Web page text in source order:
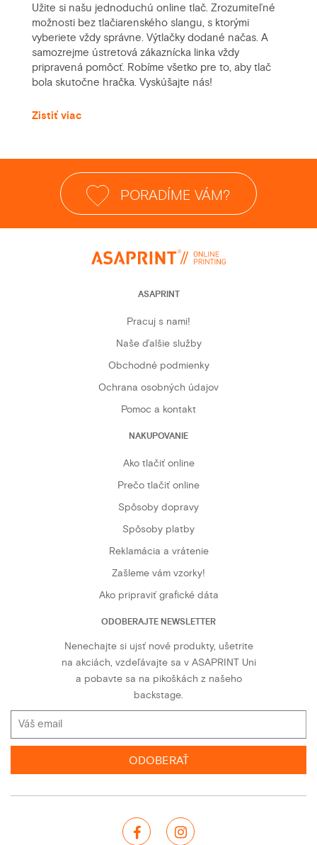
Užite si našu jednoduchú online tlač. Zrozumiteľné
možnosti bez tlačiarenského slangu, s ktorými
vyberiete vždy správne. Výtlačky dodané načas. A
samozrejme ústretová zákaznícka linka vždy
pripravená pomôcť. Robíme všetko pre to, aby tlač
bola skutočne hračka. Vyskúšajte nás!
Zistiť viac
PORADÍME VÁM?
ASAPRINT
Pracuj s nami!
Naše ďalšie služby
Obchodné podmienky
Ochrana osobných údajov
Pomoc a kontakt
NAKUPOVANIE
Ako tlačiť online
Prečo tlačiť online
Spôsoby dopravy
Spôsoby platby
Reklamácia a vrátenie
Zašleme vám vzorky!
Ako pripraviť grafické dáta
ODOBERAJTE NEWSLETTER
Nenechajte si ujsť nové produkty, ušetrite
na akciách, vzdeľávajte sa v ASAPRINT Uni
a pobavte sa na pikoškách z našeho
backstage.
ODOBERAŤ